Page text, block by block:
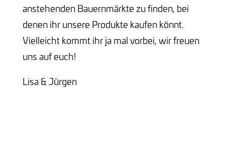
anstehenden Bauernmärkte zu finden, bei
denen ihr unsere Produkte kaufen könnt.
Vielleicht kommt ihr ja mal vorbei, wir freuen
uns auf euch!
Lisa & Jürgen